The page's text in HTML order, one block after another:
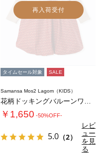
再入荷受付
タイムセール対象 SALE
Samansa Mos2 Lagom（KIDS）
￥1,650 -50%OFF-
5.0 （2）
レビ
ュー
を見
る